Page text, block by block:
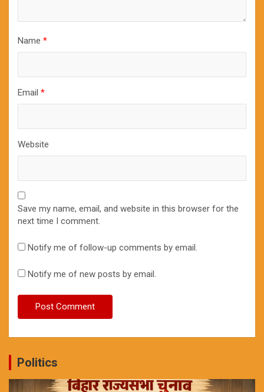
Name *
Email *
Website
Save my name, email, and website in this browser for the
next time I comment.
Notify me of follow-up comments by email.
Notify me of new posts by email.
Politics